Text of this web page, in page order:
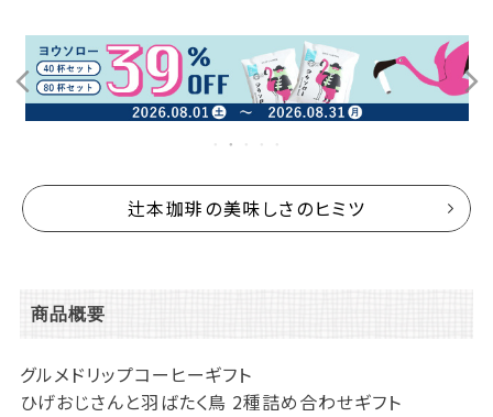
辻本珈琲の美味しさのヒミツ
商品概要
グルメドリップコーヒーギフト
ひげおじさんと羽ばたく鳥 2種詰め合わせギフト